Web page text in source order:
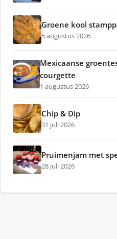
Groene kool
5 augustus 2026
Mexicaanse
courgette
1 augustus 2026
Chip & Dip
31 juli 2026
Pruimenjam met
28 juli 2026